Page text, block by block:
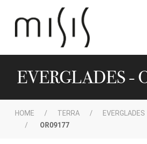
EVERGLADES -
HOME TERRA EVERGLADES
OR09177